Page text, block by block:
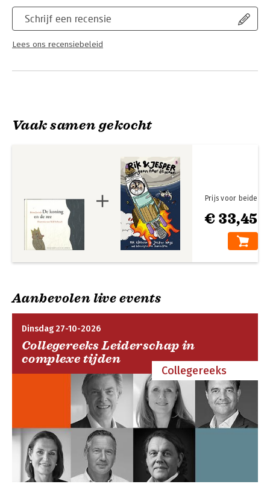
Schrijf een recensie
Lees ons recensiebeleid
Vaak samen gekocht
€ 33,45
Prijs voor beide
Aanbevolen live events
Dinsdag 27-10-2026
Collegereeks Leiderschap in
complexe tijden
Collegereeks